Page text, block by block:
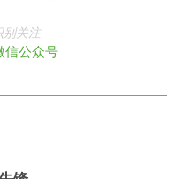
关注
信公众号